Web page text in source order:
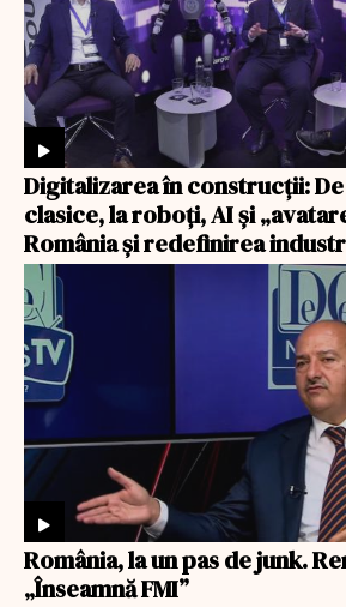
Digitalizarea în construcții:
clasice, la roboți, AI și
România și redefinirea
România, la un pas de junk.
„Înseamnă FMI”